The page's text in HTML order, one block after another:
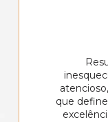
que